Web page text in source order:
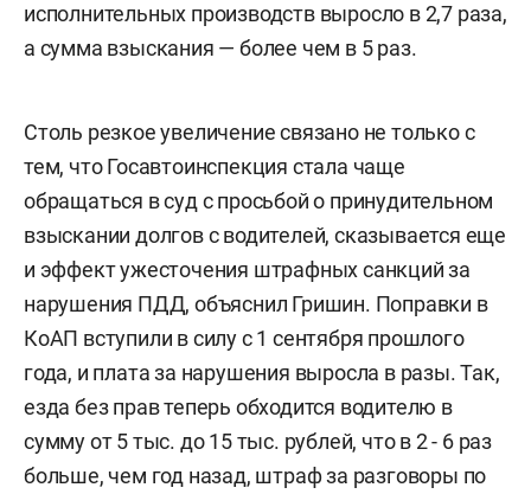
исполнительных производств выросло в 2,7 раза,
а сумма взыскания — более чем в 5 раз.
Столь резкое увеличение связано не только с
тем, что Госавтоинспекция стала чаще
обращаться в суд с просьбой о принудительном
взыскании долгов с водителей, сказывается еще
и эффект ужесточения штрафных санкций за
нарушения ПДД, объяснил Гришин. Поправки в
КоАП вступили в силу с 1 сентября прошлого
года, и плата за нарушения выросла в разы. Так,
езда без прав теперь обходится водителю в
сумму от 5 тыс. до 15 тыс. рублей, что в 2 - 6 раз
больше, чем год назад, штраф за разговоры по